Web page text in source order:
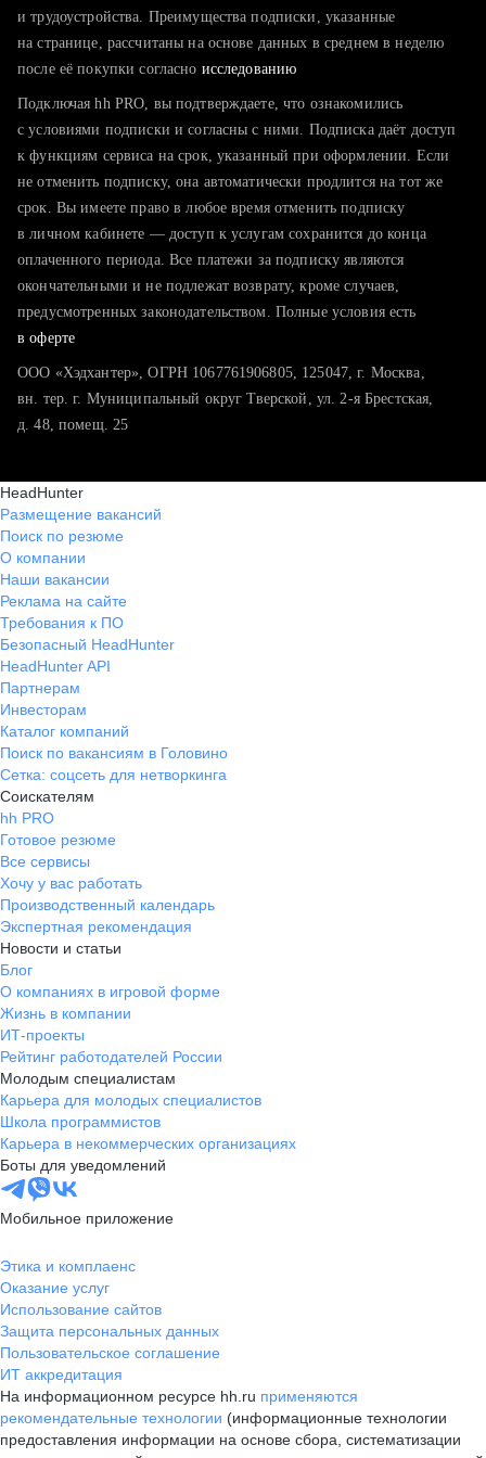
тратите много времени на поиск и вручную поднимаете
хотите сравнить себя с конкурентами и оценить шансы
и трудоустройства. Преимущества подписки, указанные
на странице, рассчитаны на основе данных в среднем в неделю
после её покупки согласно исследованию
Подключая hh PRO, вы подтверждаете, что ознакомились
с условиями подписки и согласны с ними. Подписка даёт доступ
к функциям сервиса на срок, указанный при оформлении. Если
не отменить подписку, она автоматически продлится на тот же
срок. Вы имеете право в любое время отменить подписку
в личном кабинете — доступ к услугам сохранится до конца
оплаченного периода. Все платежи за подписку являются
окончательными и не подлежат возврату, кроме случаев,
предусмотренных законодательством. Полные условия есть
в оферте
ООО «Хэдхантер», ОГРН 1067761906805, 125047, г. Москва,
вн. тер. г. Муниципальный округ Тверской, ул. 2-я Брестская,
д. 48, помещ. 25
HeadHunter
Размещение вакансий
Поиск по резюме
О компании
Наши вакансии
Реклама на сайте
Требования к ПО
Безопасный HeadHunter
HeadHunter API
Партнерам
Инвесторам
Каталог компаний
Поиск по вакансиям в Головино
Сетка: соцсеть для нетворкинга
Соискателям
hh PRO
Готовое резюме
Все сервисы
Хочу у вас работать
Производственный календарь
Экспертная рекомендация
Новости и статьи
Блог
О компаниях в игровой форме
Жизнь в компании
ИТ-проекты
Рейтинг работодателей России
Молодым специалистам
Карьера для молодых специалистов
Школа программистов
Карьера в некоммерческих организациях
Боты для уведомлений
Мобильное приложение
Этика и комплаенс
Оказание услуг
Использование сайтов
Защита персональных данных
Пользовательское соглашение
ИТ аккредитация
На информационном ресурсе hh.ru применяются
рекомендательные технологии (информационные технологии
предоставления информации на основе сбора, систематизации